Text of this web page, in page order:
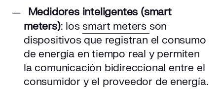
Medidores inteligentes (smart
meters): los smart meters son
dispositivos que registran el consumo
de energía en tiempo real y permiten
la comunicación bidireccional entre el
consumidor y el proveedor de energía.